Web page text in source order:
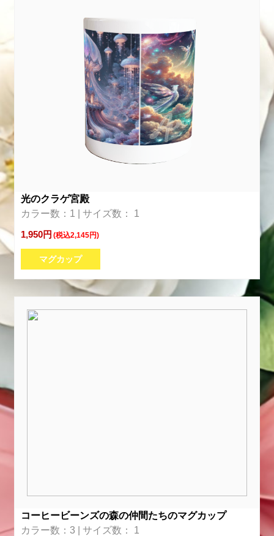
光のクラゲ宮殿
カラー数：1 | サイズ数： 1
1,950円 (税込2,145円)
マグカップ
コーヒービーンズの森の仲間たちのマグカップ
カラー数：3 | サイズ数： 1